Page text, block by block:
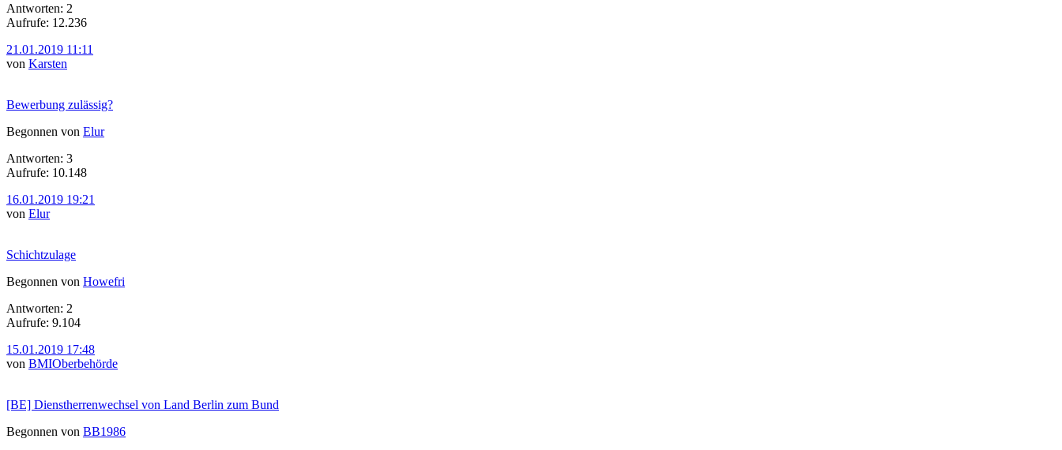
Antworten: 2
Aufrufe: 12.236
21.01.2019 11:11
von Karsten
Bewerbung zulässig?
Begonnen von Elur
Antworten: 3
Aufrufe: 10.148
16.01.2019 19:21
von Elur
Schichtzulage
Begonnen von Howefri
Antworten: 2
Aufrufe: 9.104
15.01.2019 17:48
von BMIOberbehörde
[BE] Dienstherrenwechsel von Land Berlin zum Bund
Begonnen von BB1986